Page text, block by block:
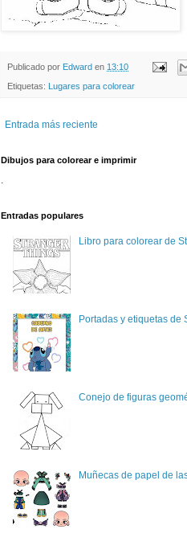
Publicado por Edward en 13:10
Etiquetas: Lugares para colorear
Entrada más reciente
Dibujos para colorear e imprimir
.
Entradas populares
Libro para colorear de
Portadas y etiquetas de
Conejo de figuras
Muñecas de papel de